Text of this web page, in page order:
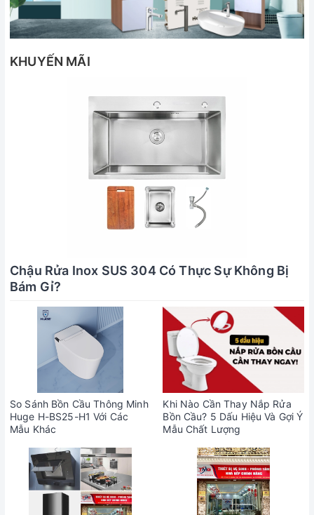
KHUYẾN MÃI
Chậu Rửa Inox SUS 304 Có Thực Sự Không Bị
Bám Gỉ?
So Sánh Bồn Cầu Thông Minh
Huge H-BS25-H1 Với Các
Mẫu Khác
Khi Nào Cần Thay Nắp Rửa
Bồn Cầu? 5 Dấu Hiệu Và Gợi Ý
Mẫu Chất Lượng